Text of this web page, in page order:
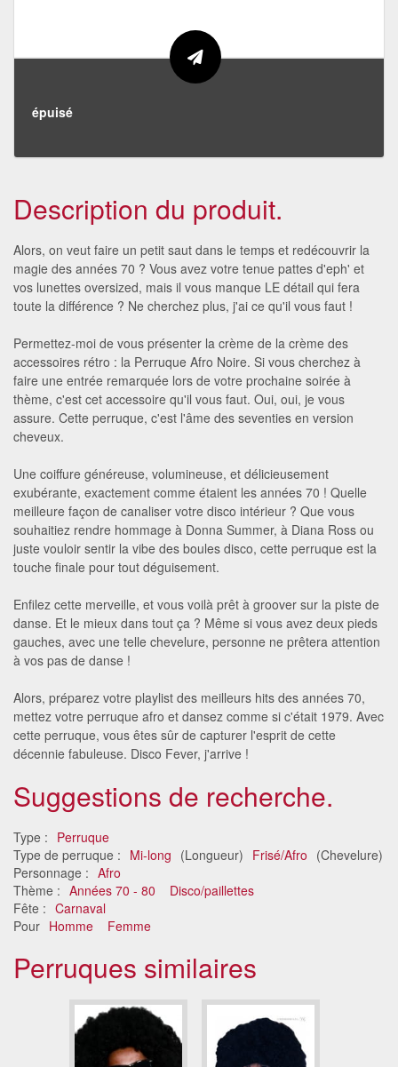
épuisé
Description du produit.
Alors, on veut faire un petit saut dans le temps et redécouvrir la
magie des années 70 ? Vous avez votre tenue pattes d'eph' et
vos lunettes oversized, mais il vous manque LE détail qui fera
toute la différence ? Ne cherchez plus, j'ai ce qu'il vous faut !
Permettez-moi de vous présenter la crème de la crème des
accessoires rétro : la Perruque Afro Noire. Si vous cherchez à
faire une entrée remarquée lors de votre prochaine soirée à
thème, c'est cet accessoire qu'il vous faut. Oui, oui, je vous
assure. Cette perruque, c'est l'âme des seventies en version
cheveux.
Une coiffure généreuse, volumineuse, et délicieusement
exubérante, exactement comme étaient les années 70 ! Quelle
meilleure façon de canaliser votre disco intérieur ? Que vous
souhaitiez rendre hommage à Donna Summer, à Diana Ross ou
juste vouloir sentir la vibe des boules disco, cette perruque est la
touche finale pour tout déguisement.
Enfilez cette merveille, et vous voilà prêt à groover sur la piste de
danse. Et le mieux dans tout ça ? Même si vous avez deux pieds
gauches, avec une telle chevelure, personne ne prêtera attention
à vos pas de danse !
Alors, préparez votre playlist des meilleurs hits des années 70,
mettez votre perruque afro et dansez comme si c'était 1979. Avec
cette perruque, vous êtes sûr de capturer l'esprit de cette
décennie fabuleuse. Disco Fever, j'arrive !
Suggestions de recherche.
Type : Perruque
Type de perruque : Mi-long (Longueur) Frisé/Afro (Chevelure)
Personnage : Afro
Thème : Années 70 - 80
Disco/paillettes
Fête : Carnaval
Pour Homme Femme
Perruques similaires